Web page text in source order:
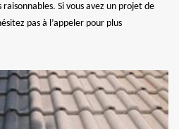
Si vous avez un projet de
pas à l’appeler pour plus